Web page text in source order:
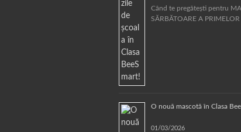
Când te pregătești pentru
SĂRBĂTOARE A PRIMELOR
O nouă mascotă în Clasa
01/03/2026